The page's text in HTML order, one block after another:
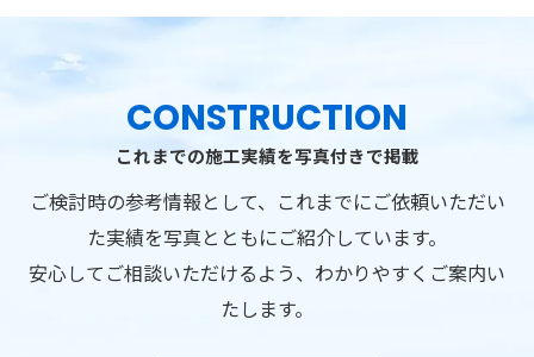
これまでの施工実績を写真付きで掲載
CONSTRUCTION
ご検討時の参考情報として、これまでにご依頼いただい
た実績を写真とともにご紹介しています。
安心してご相談いただけるよう、わかりやすくご案内い
たします。